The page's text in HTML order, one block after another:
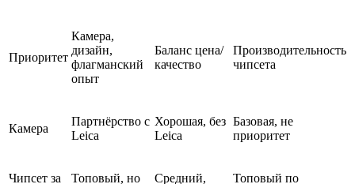
Приоритет
Камера,
дизайн,
флагманский
опыт
Баланс цена/
качество
Производительность
чипсета
Камера
Партнёрство с
Leica
Хорошая, без
Leica
Базовая, не
приоритет
Чипсет за
Топовый, но
Средний,
Топовый по